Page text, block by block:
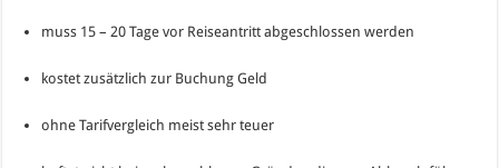
muss 15 – 20 Tage vor Reiseantritt abgeschlossen werden
kostet zusätzlich zur Buchung Geld
ohne Tarifvergleich meist sehr teuer